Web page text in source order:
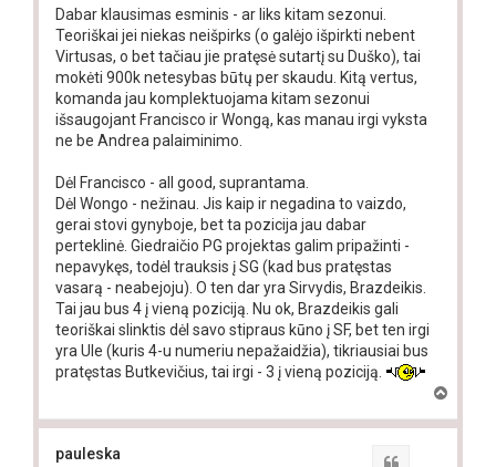
Dabar klausimas esminis - ar liks kitam sezonui.
Teoriškai jei niekas neišpirks (o galėjo išpirkti nebent
Virtusas, o bet tačiau jie pratęsė sutartį su Duško), tai
mokėti 900k netesybas būtų per skaudu. Kitą vertus,
komanda jau komplektuojama kitam sezonui
išsaugojant Francisco ir Wongą, kas manau irgi vyksta
ne be Andrea palaiminimo.
Dėl Francisco - all good, suprantama.
Dėl Wongo - nežinau. Jis kaip ir negadina to vaizdo,
gerai stovi gynyboje, bet ta pozicija jau dabar
perteklinė. Giedraičio PG projektas galim pripažinti -
nepavykęs, todėl trauksis į SG (kad bus pratęstas
vasarą - neabejoju). O ten dar yra Sirvydis, Brazdeikis.
Tai jau bus 4 į vieną poziciją. Nu ok, Brazdeikis gali
teoriškai slinktis dėl savo stipraus kūno į SF, bet ten irgi
yra Ule (kuris 4-u numeriu nepažaidžia), tikriausiai bus
pratęstas Butkevičius, tai irgi - 3 į vieną poziciją.
p
pauleska